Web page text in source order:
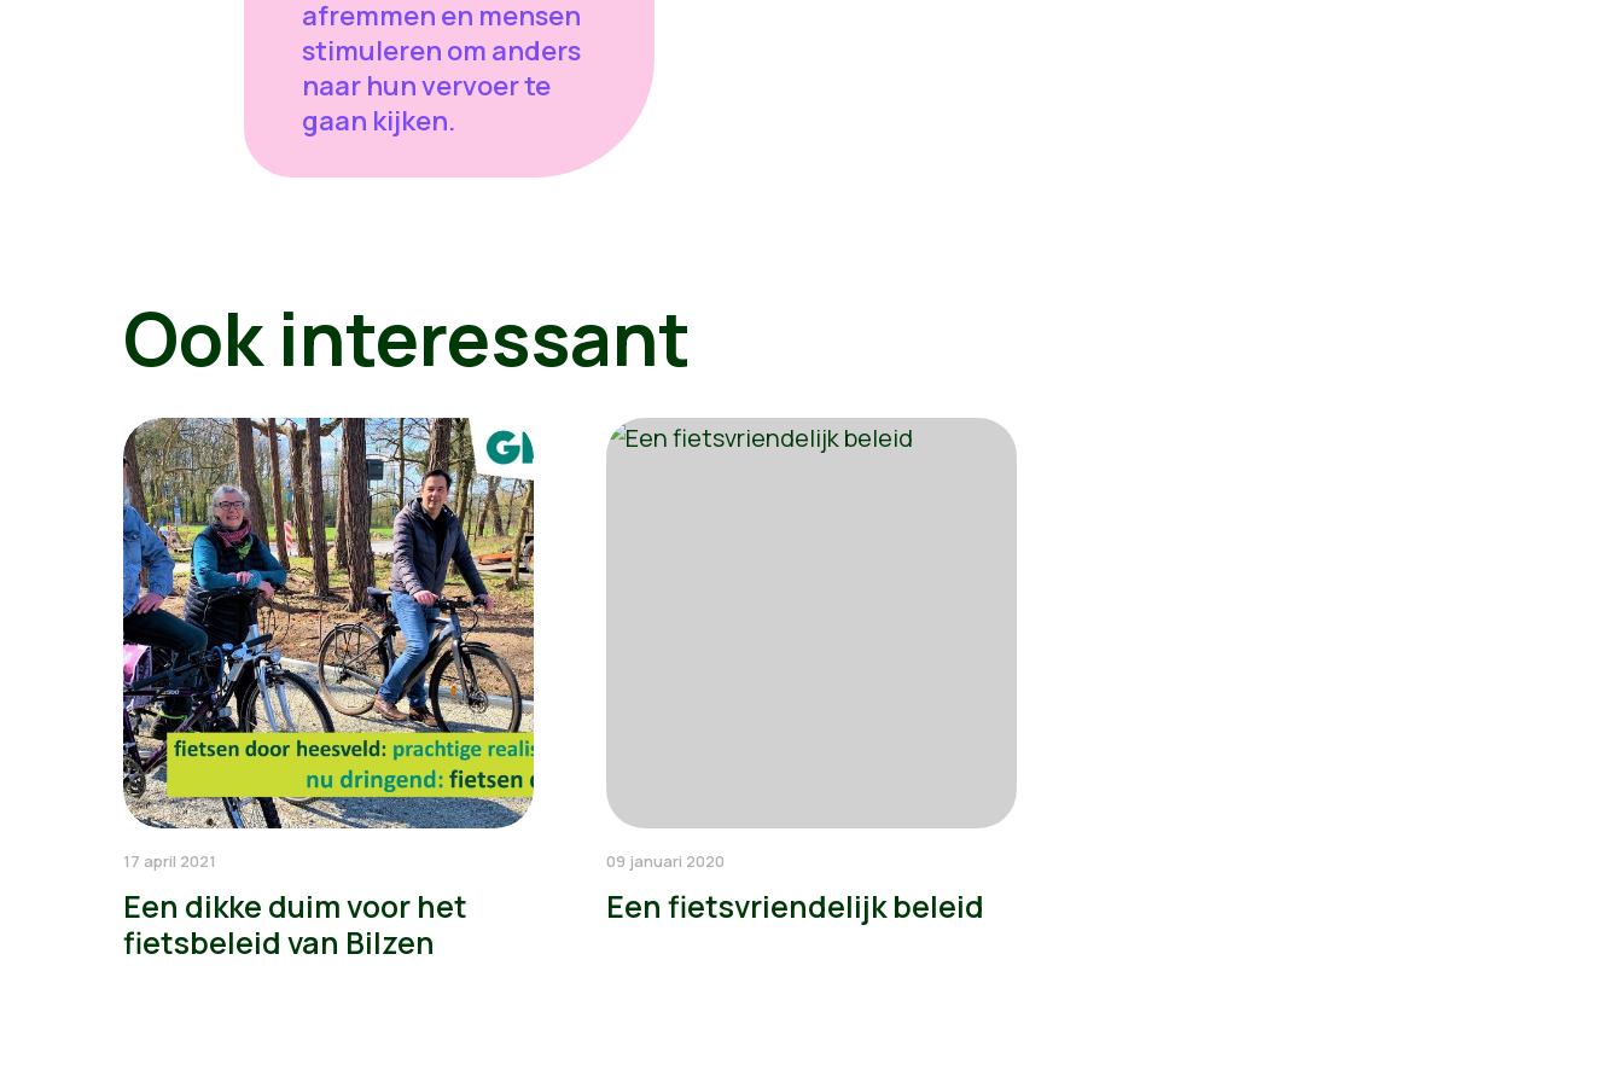
afremmen en mensen
stimuleren om anders
naar hun vervoer te
gaan kijken.
Ook interessant
17 april 2021
Een dikke duim voor het
fietsbeleid van Bilzen
09 januari 2020
Een fietsvriendelijk beleid